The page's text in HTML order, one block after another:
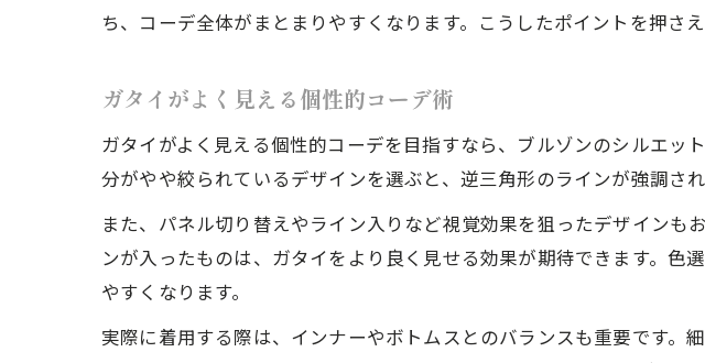
ち、コーデ全体がまとまりやすくなります。こうしたポイントを押さ
ガタイがよく見える個性的コーデ術
ガタイがよく見える個性的コーデを目指すなら、ブルゾンのシルエ
分がやや絞られているデザインを選ぶと、逆三角形のラインが強調さ
また、パネル切り替えやライン入りなど視覚効果を狙ったデザイン
ンが入ったものは、ガタイをより良く見せる効果が期待できます。色
やすくなります。
実際に着用する際は、インナーやボトムスとのバランスも重要です